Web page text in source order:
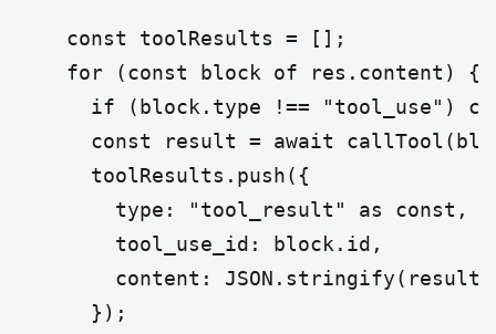
    const toolResults = [];
    for (const block of res.content) {
if (block.type !== "tool_use")
const result = await
      toolResults.push({
        type: "tool_result" as const,
        tool_use_id: block.id,
content:
      });